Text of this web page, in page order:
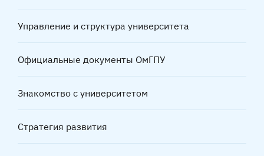
Управление и структура университета
Официальные документы ОмГПУ
Знакомство с университетом
Стратегия развития